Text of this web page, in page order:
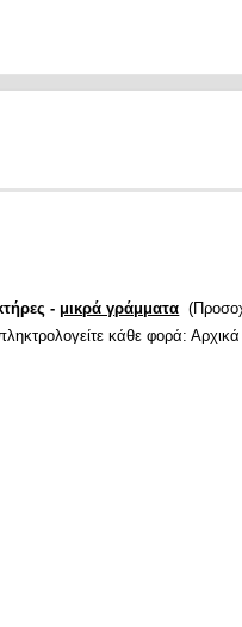
- μικρά γράμματα
κάθε φορά: